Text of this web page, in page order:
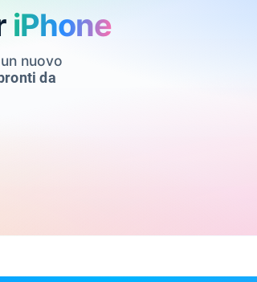
iPhone
nuovo
da